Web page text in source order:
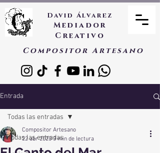
David Álvarez
Mediador
Creativo
Compositor Artesano
Entrada
Todas las entradas
Todas las entradas
Compositor Artesano
22 abr 2020 3 min de lectura